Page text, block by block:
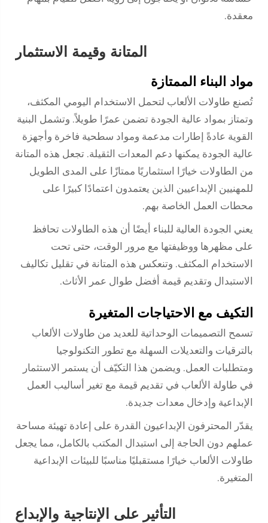
معقدة.
المتانة وقيمة الاستثمار
مواد البناء الممتازة
تُصنع طاولات الألعاب لتحمل الاستخدام اليومي المكثف،
وتمتاز بمواد عالية الجودة تضمن عمرًا طويلاً. وتشمل البنية
القوية عادةً إطارات مدعمة ومواد سطحية فاخرة وأجهزة
عالية الجودة يمكنها دعم المعدات الثقيلة. تجعل هذه المتانة
من الطاولات خيارًا استثماريًا ممتازًا على المدى الطويل
للمهنيين الإبداعيين الذين يعتمدون اعتمادًا كبيرًا على
محطات العمل الخاصة بهم.
يعني الجودة العالية للبناء أيضًا أن هذه الطاولات تحافظ
على مظهرها ووظيفتها مع مرور الوقت، حتى تحت
الاستخدام المكثف. وتنعكس هذه المتانة في تقليل تكاليف
الاستبدال وتقديم قيمة أفضل طوال عمر الأثاث.
التكيف مع الاحتياجات المتغيرة
تسمح التصميمات الوحداتية للعديد من طاولات الألعاب
بالترقيات والتعديلات السهلة مع تطور التكنولوجيا
ومتطلبات العمل. ويضمن هذا التكيّف أن يستمر الاستثمار
في طاولة الألعاب في تقديم قيمة مع تغير أساليب العمل
الإبداعية وإدخال معدات جديدة.
يقدّر المحترفون الإبداعيون القدرة على إعادة تهيئة مساحة
عملهم دون الحاجة إلى استبدال المكتب بالكامل، مما يجعل
طاولات الألعاب خيارًا مستقبليًا مناسبًا للبيئات الإبداعية
المتغيرة.
التأثير على الإنتاجية والإبداع